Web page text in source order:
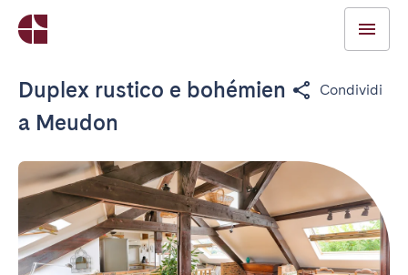
Duplex rustico e bohémien
a Meudon
Condividi